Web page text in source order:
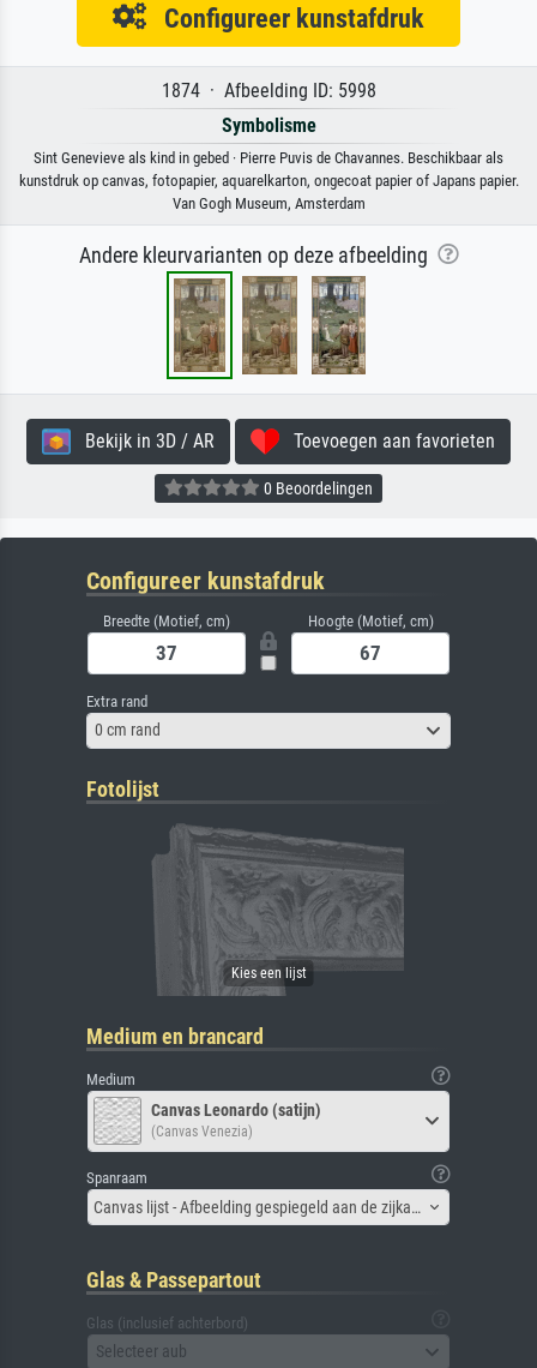
Configureer kunstafdruk
1874 · Afbeelding ID: 5998
Symbolisme
Sint Genevieve als kind in gebed · Pierre Puvis de Chavannes. Beschikbaar als
kunstdruk op canvas, fotopapier, aquarelkarton, ongecoat papier of Japans papier.
Van Gogh Museum, Amsterdam
Andere kleurvarianten op deze afbeelding
Bekijk in 3D / AR Toevoegen aan favorieten
0 Beoordelingen
Configureer kunstafdruk
Breedte (Motief, cm) Hoogte (Motief, cm)
Extra rand
0 cm rand
Fotolijst
Medium en brancard
Medium
Canvas Leonardo (satijn)
(Canvas Venezia)
Spanraam
Canvas lijst - Afbeelding gespiegeld aan de zijkant
Glas & Passepartout
Glas (inclusief achterbord)
Selecteer aub